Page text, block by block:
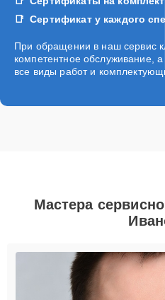
Сертификат у каждого
При обращении в наш сервис
компетентное обслуживание,
все виды работ и
Мастера